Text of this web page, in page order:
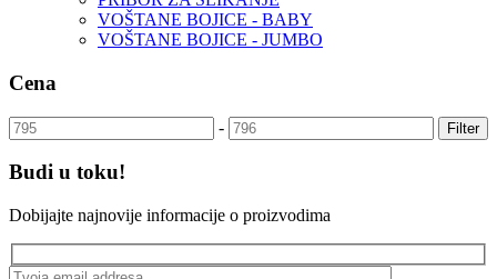
VOŠTANE BOJICE - BABY
VOŠTANE BOJICE - JUMBO
Cena
- Filter
Budi u toku!
Dobijajte najnovije informacije o proizvodima